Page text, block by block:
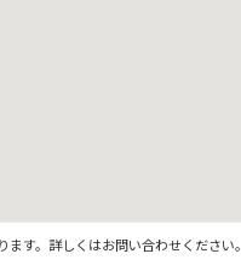
す。詳しくはお問い合わせください。